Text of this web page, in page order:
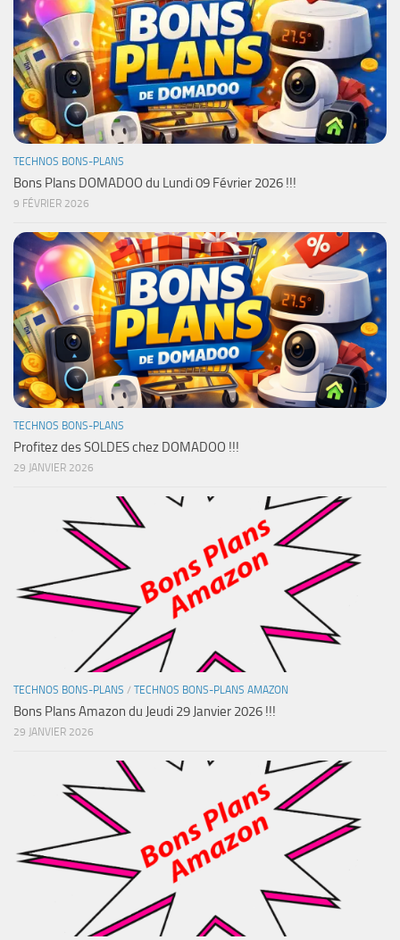
TECHNOS BONS-PLANS
Bons Plans DOMADOO du Lundi 09 Février 2026 !!!
9 FÉVRIER 2026
TECHNOS BONS-PLANS
Profitez des SOLDES chez DOMADOO !!!
29 JANVIER 2026
TECHNOS BONS-PLANS / TECHNOS BONS-PLANS AMAZON
Bons Plans Amazon du Jeudi 29 Janvier 2026 !!!
29 JANVIER 2026